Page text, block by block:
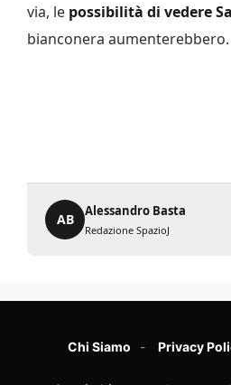
via, le possibilità di vedere
bianconera aumenterebbero.
AB
Alessandro Basta
Redazione SpazioJ
Chi Siamo Privacy